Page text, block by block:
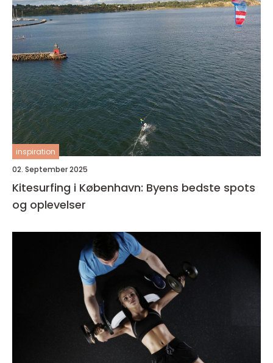
inspiration
02. September 2025
Kitesurfing i København: Byens bedste spots
og oplevelser